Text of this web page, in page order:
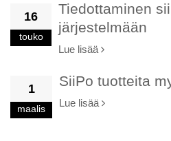
16
touko
Tiedottaminen
järjestelmään
Lue lisää
1
maalis
SiiPo tuotteita
Lue lisää